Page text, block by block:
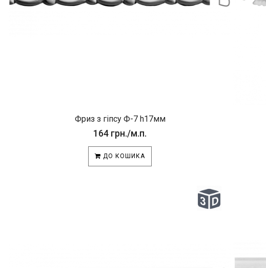
Фриз з гіпсу Ф-7 h17мм
164 грн./м.п.
ДО КОШИКА